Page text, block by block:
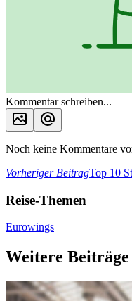
Kommentar schreiben...
Noch keine Kommentare
Vorheriger BeitragTop 10
Reise-Themen
Eurowings
Weitere